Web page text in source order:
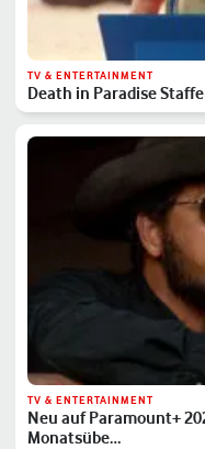
TV & ENTERTAINMENT
Death in Paradise
TV & ENTERTAINMENT
Neu auf Paramount+
Monatsübe…